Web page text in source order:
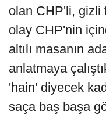
olan CHP'li, gizli
olay CHP'nin
altılı masanın
anlatmaya
'hain' diyecek
saça baş başa